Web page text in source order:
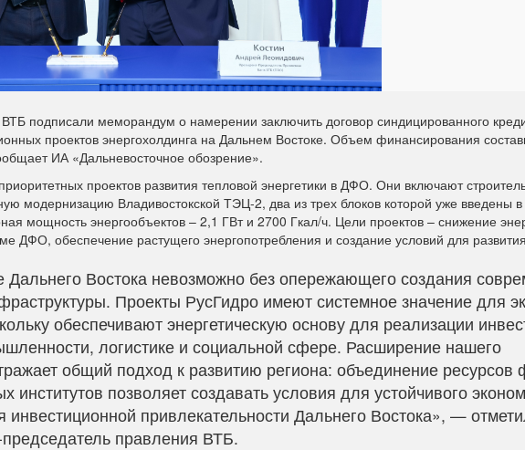
подписали меморандум о намерении заключить договор синдицированного
проектов энергохолдинга на Дальнем Востоке. Объем финансирования
ИА «Дальневосточное обозрение».
проектов развития тепловой энергетики в ДФО. Они включают
модернизацию Владивостокской ТЭЦ-2, два из трех блоков которой уже введены
мощность энергообъектов – 2,1 ГВт и 2700 Гкал/ч. Цели проектов – снижение
ДФО, обеспечение растущего энергопотребления и создание условий для
Дальнего Востока невозможно без опережающего создания
Проекты РусГидро имеют системное значение для
обеспечивают энергетическую основу для реализации
логистике и социальной сфере. Расширение нашего
общий подход к развитию региона: объединение ресурсов
институтов позволяет создавать условия для устойчивого
инвестиционной привлекательности Дальнего Востока», —
правления ВТБ.